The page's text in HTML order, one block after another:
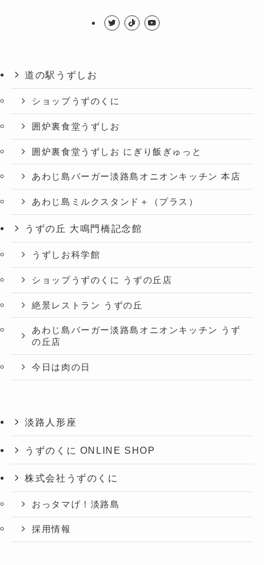
道の駅うずしお
ショップうずのくに
囲炉裏食堂うずしお
囲炉裏食堂うずしお にぎり飯ぎゅっと
あわじ島バーガー淡路島オニオンキッチン 本店
あわじ島ミルクスタンド＋（プラス）
うずの丘 大鳴門橋記念館
うずしお科学館
ショップうずのくに うずの丘店
絶景レストラン うずの丘
あわじ島バーガー淡路島オニオンキッチン うず
の丘店
今日は肉の日
淡路人形座
うずのくに ONLINE SHOP
株式会社うずのくに
おっタマげ！淡路島
採用情報